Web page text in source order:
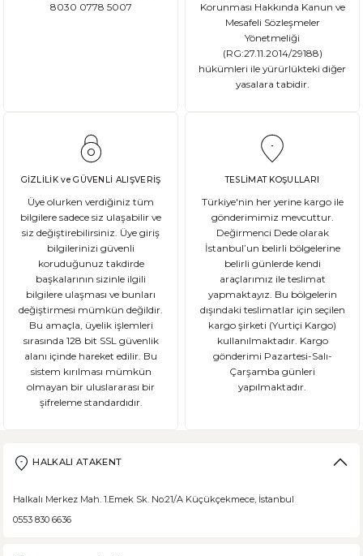
Ata tohum, tarımda kullanılan ve genetik olarak değişmemiş olan
Glutensiz Yaşamın Temelleri: Gluten Nedir ve Neden Önemlidir?
DEVAMI
Ekşi Mayalı Ekmek Tüketmemiz için 10 Neden
Ekmek ve ekmek ürünleri için sağlıklı olmadıklarına dair kötü bir
DEVAMI
Şeker Hastaları Hangi Tür Ekmekleri Tüketmelidir?
DEVAMI
8030 0778 5007
Korunması Hakkında Kanun ve
Mesafeli Sözleşmeler
Yönetmeliği
(RG:27.11.2014/29188)
hükümleri ile yürürlükteki diğer
yasalara tabidir.
GİZLİLİK ve GÜVENLİ ALIŞVERİŞ
Üye olurken verdiğiniz tüm
bilgilere sadece siz ulaşabilir ve
siz değiştirebilirsiniz. Üye giriş
bilgilerinizi güvenli
koruduğunuz takdirde
başkalarının sizinle ilgili
bilgilere ulaşması ve bunları
değiştirmesi mümkün değildir.
Bu amaçla, üyelik işlemleri
sırasında 128 bit SSL güvenlik
alanı içinde hareket edilir. Bu
sistem kırılması mümkün
olmayan bir uluslararası bir
şifreleme standardıdır.
TESLİMAT KOŞULLARI
Türkiye'nin her yerine kargo ile
gönderimimiz mevcuttur.
Değirmenci Dede olarak
İstanbul’un belirli bölgelerine
belirli günlerde kendi
araçlarımız ile teslimat
yapmaktayız. Bu bölgelerin
dışındaki teslimatlar için seçilen
kargo şirketi (Yurtiçi Kargo)
kullanılmaktadır. Kargo
gönderimi Pazartesi-Salı-
Çarşamba günleri
yapılmaktadır.
HALKALI ATAKENT
Halkalı Merkez Mah. 1.Emek Sk. No:21/A Küçükçekmece, İstanbul
0553 830 6636